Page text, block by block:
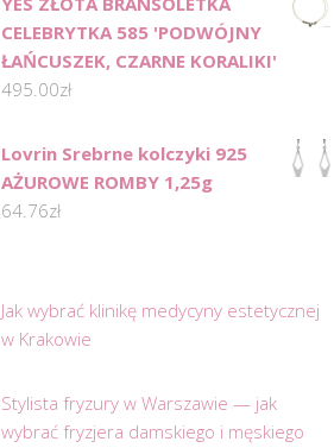
CELEBRYTKA 585 'PODWÓJNY
ŁAŃCUSZEK, CZARNE KORALIKI'
495.00zł
Lovrin Srebrne kolczyki 925
AŻUROWE ROMBY 1,25g
64.76zł
Jak wybrać klinikę medycyny estetycznej
w Krakowie
Stylista fryzury w Warszawie — jak
wybrać fryzjera damskiego i męskiego